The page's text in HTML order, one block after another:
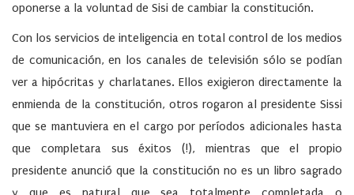
oponerse a la voluntad de Sisi de cambiar la constitución.
Con los servicios de inteligencia en total control de los medios
de comunicación, en los canales de televisión sólo se podían
ver a hipócritas y charlatanes. Ellos exigieron directamente la
enmienda de la constitución, otros rogaron al presidente Sissi
que se mantuviera en el cargo por períodos adicionales hasta
que completara sus éxitos (!), mientras que el propio
presidente anunció que la constitución no es un libro sagrado